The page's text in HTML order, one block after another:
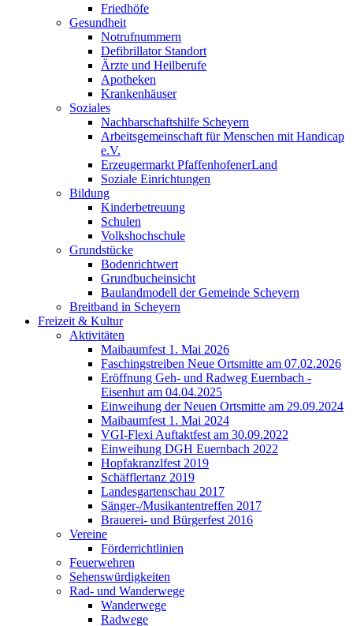
Friedhöfe
Gesundheit
Notrufnummern
Defibrillator Standort
Ärzte und Heilberufe
Apotheken
Krankenhäuser
Soziales
Nachbarschaftshilfe Scheyern
Arbeitsgemeinschaft für Menschen mit Handicap
e.V.
Erzeugermarkt PfaffenhofenerLand
Soziale Einrichtungen
Bildung
Kinderbetreuung
Schulen
Volkshochschule
Grundstücke
Bodenrichtwert
Grundbucheinsicht
Baulandmodell der Gemeinde Scheyern
Breitband in Scheyern
Freizeit & Kultur
Aktivitäten
Maibaumfest 1. Mai 2026
Faschingstreiben Neue Ortsmitte am 07.02.2026
Eröffnung Geh- und Radweg Euernbach -
Eisenhut am 04.04.2025
Einweihung der Neuen Ortsmitte am 29.09.2024
Maibaumfest 1. Mai 2024
VGI-Flexi Auftaktfest am 30.09.2022
Einweihung DGH Euernbach 2022
Hopfakranzlfest 2019
Schäfflertanz 2019
Landesgartenschau 2017
Sänger-/Musikantentreffen 2017
Brauerei- und Bürgerfest 2016
Vereine
Förderrichtlinien
Feuerwehren
Sehenswürdigkeiten
Rad- und Wanderwege
Wanderwege
Radwege